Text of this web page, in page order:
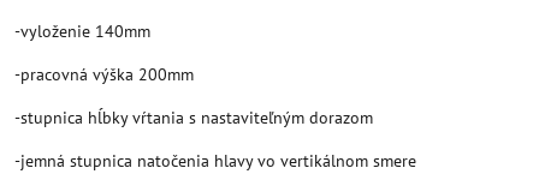
-vyloženie 140mm
-pracovná výška 200mm
-stupnica hĺbky vŕtania s nastaviteľným dorazom
-jemná stupnica natočenia hlavy vo vertikálnom smere